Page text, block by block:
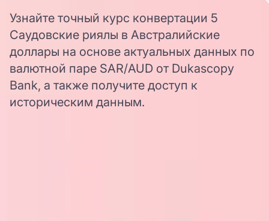
Узнайте точный курс конвертации 5
Саудовские риялы в Австралийские
доллары на основе актуальных данных по
валютной паре SAR/AUD от Dukascopy
Bank, а также получите доступ к
историческим данным.